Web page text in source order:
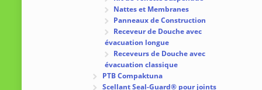
Nattes et Membranes
Panneaux de Construction
Receveur de Douche avec
évacuation longue
Receveurs de Douche avec
évacuation classique
PTB Compaktuna
Scellant Seal-Guard® pour joints